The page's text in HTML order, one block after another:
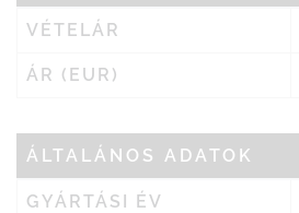
VÉTELÁR
ÁR (EUR)
ÁLTALÁNOS ADATOK
GYÁRTÁSI ÉV